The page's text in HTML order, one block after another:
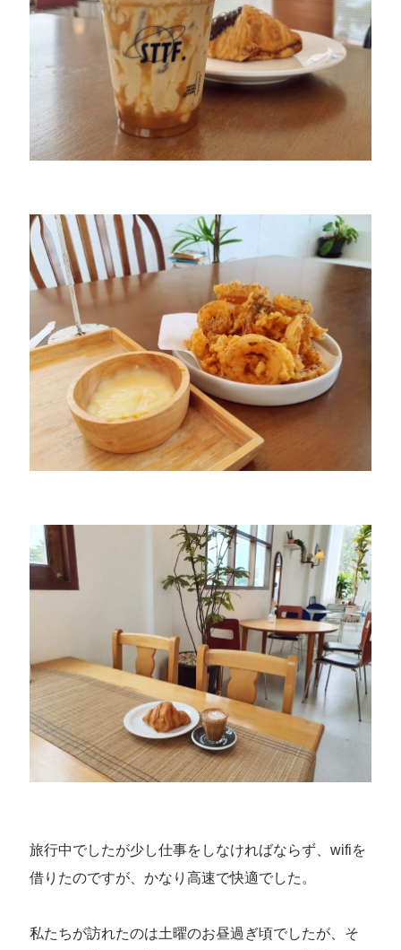
旅行中でしたが少し仕事をしなければならず、wifiを
借りたのですが、かなり高速で快適でした。
私たちが訪れたのは土曜のお昼過ぎ頃でしたが、そ